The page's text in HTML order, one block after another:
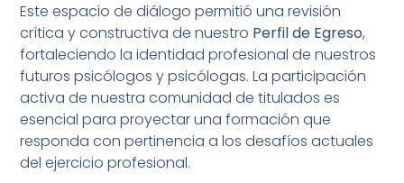
Este espacio de diálogo permitió una revisión
crítica y constructiva de nuestro Perfil de Egreso,
fortaleciendo la identidad profesional de nuestros
futuros psicólogos y psicólogas. La participación
activa de nuestra comunidad de titulados es
esencial para proyectar una formación que
responda con pertinencia a los desafíos actuales
del ejercicio profesional.